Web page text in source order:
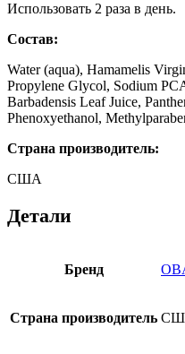
Использовать 2 раза в день.
Состав:
Water (aqua), Hamamelis
Propylene Glycol, Sodium
Barbadensis Leaf Juice,
Phenoxyethanol,
Страна производитель:
США
Детали
Бренд
Страна производитель